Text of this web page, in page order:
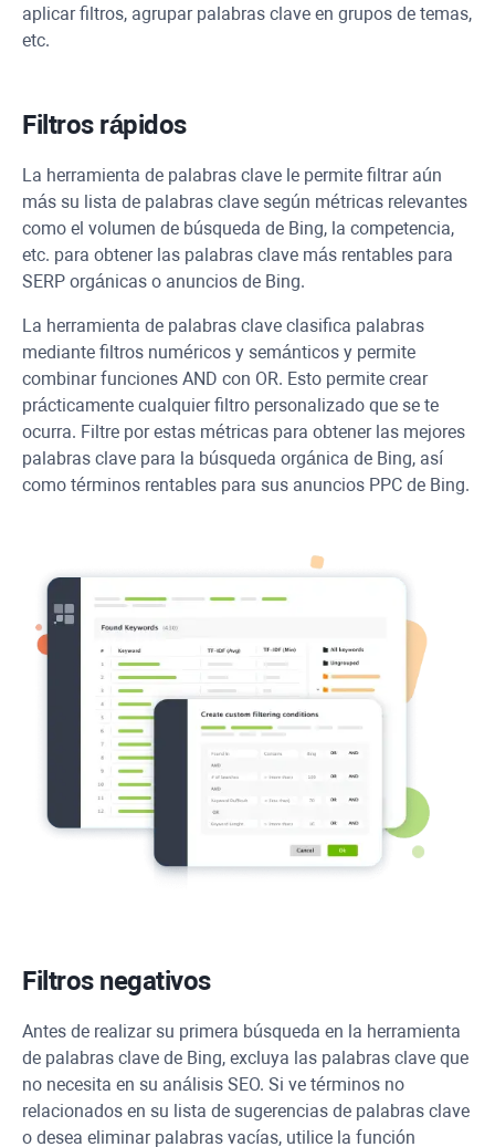
aplicar filtros, agrupar palabras clave en grupos de temas,
etc.
Filtros rápidos
La herramienta de palabras clave le permite filtrar aún
más su lista de palabras clave según métricas relevantes
como el volumen de búsqueda de Bing, la competencia,
etc. para obtener las palabras clave más rentables para
SERP orgánicas o anuncios de Bing.
La herramienta de palabras clave clasifica palabras
mediante filtros numéricos y semánticos y permite
combinar funciones AND con OR. Esto permite crear
prácticamente cualquier filtro personalizado que se te
ocurra. Filtre por estas métricas para obtener las mejores
palabras clave para la búsqueda orgánica de Bing, así
como términos rentables para sus anuncios PPC de Bing.
Filtros negativos
Antes de realizar su primera búsqueda en la herramienta
de palabras clave de Bing, excluya las palabras clave que
no necesita en su análisis SEO. Si ve términos no
relacionados en su lista de sugerencias de palabras clave
o desea eliminar palabras vacías, utilice la función